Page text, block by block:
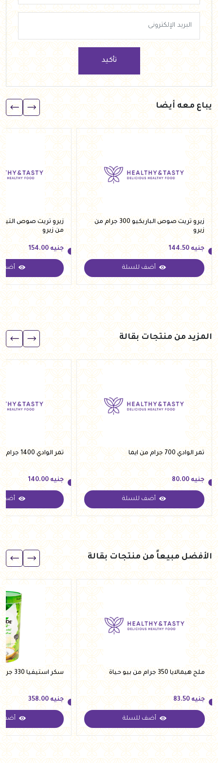
تأكيد
يباع معه أيضا
زيرو تريت صوص الباربكيو 300 جرام من
زيرو
جنيه
جنيه 144.50
أضف للسلة
من زيرو
جنيه
جنيه 154.00
أضف
المزيد من منتجات بقالة
تمر الوادي 700 جرام من ايما
جنيه
جنيه 80.00
أضف للسلة
تمر الوادي 1400 جرام من ايما
جنيه
جنيه 140.00
أضف
الأفضل مبيعاً من منتجات بقالة
ملح هيمالايا 350 جرام من بيو حياة
جنيه
جنيه 83.50
أضف للسلة
سكر استيفيا 330 جرام من فيردي
جنيه
جنيه 358.00
أضف